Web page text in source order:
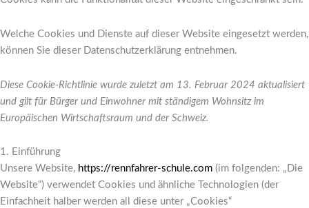
Welche Cookies und Dienste auf dieser Website eingesetzt werden,
können Sie dieser Datenschutzerklärung entnehmen.
Diese Cookie-Richtlinie wurde zuletzt am 13. Februar 2024 aktualisiert
und gilt für Bürger und Einwohner mit ständigem Wohnsitz im
Europäischen Wirtschaftsraum und der Schweiz.
1. Einführung
Unsere Website, https://rennfahrer-schule.com (im folgenden: „Die
Website“) verwendet Cookies und ähnliche Technologien (der
Einfachheit halber werden all diese unter „Cookies“